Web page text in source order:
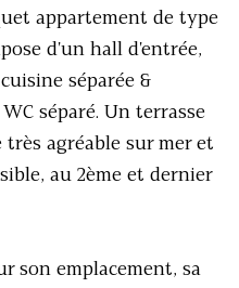
appartement de type
d'un hall d'entrée,
séparée &
séparé. Un terrasse
agréable sur mer et
au 2ème et dernier
son emplacement, sa